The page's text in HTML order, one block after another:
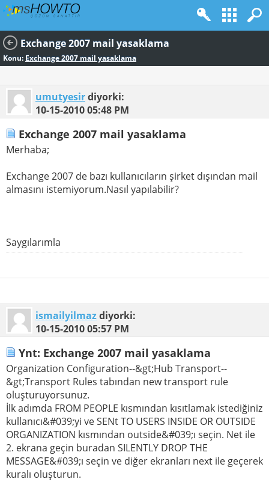
Exchange 2007 mail yasaklama
Konu: Exchange 2007 mail yasaklama
umutyesirdiyorki:
10-15-201005:48 PM
Exchange 2007 mail yasaklama
Merhaba;
Exchange 2007 de bazı kullanıcıların şirket dışından mail
almasını istemiyorum.Nasıl yapılabilir?
Saygılarımla
ismailyilmazdiyorki:
10-15-201005:57 PM
Ynt: Exchange 2007 mail yasaklama
Organization Configuration--&gt;Hub Transport--
&gt;Transport Rules tabından new transport rule
oluşturuyorsunuz.
İlk adımda FROM PEOPLE kısmından kısıtlamak istediğiniz
kullanıcı&#039;yi ve SENt TO USERS INSIDE OR OUTSIDE
ORGANIZATION kısmından outside&#039;ı seçin. Net ile
2. ekrana geçin buradan SILENTLY DROP THE
MESSAGE&#039;ı seçin ve diğer ekranları next ile geçerek
kuralı oluşturun.